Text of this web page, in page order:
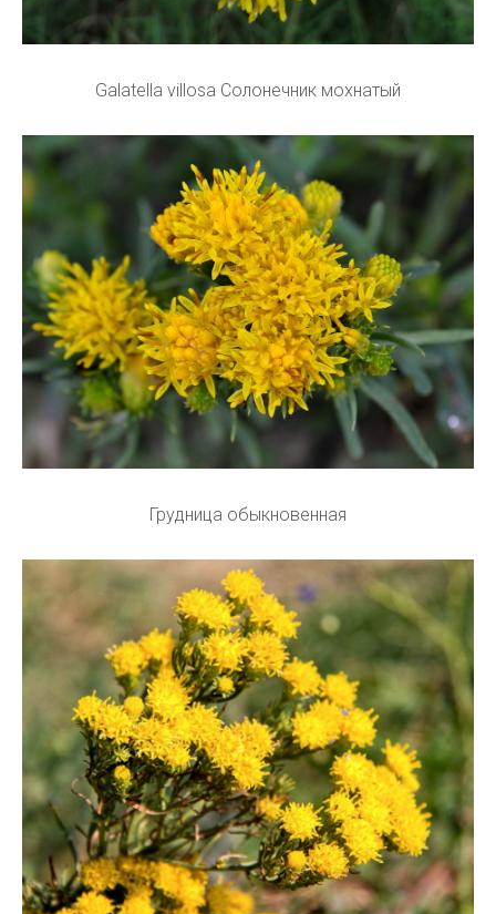
Galatella villosa Солонечник мохнатый
Грудница обыкновенная